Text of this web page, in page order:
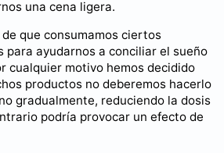
una cena ligera.
que consumamos ciertos
para ayudarnos a conciliar el sueño
cualquier motivo hemos decidido
productos no deberemos hacerlo
gradualmente, reduciendo la dosis
podría provocar un efecto de